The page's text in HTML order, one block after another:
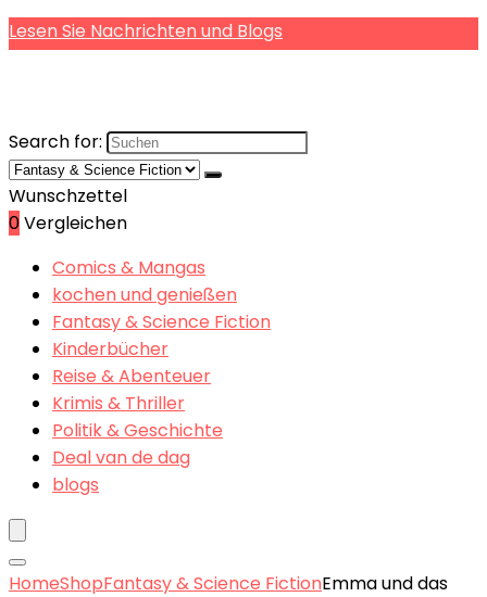
Lesen Sie Nachrichten und Blogs
Search for:
Wunschzettel
0Vergleichen
Comics & Mangas
kochen und genießen
Fantasy & Science Fiction
Kinderbücher
Reise & Abenteuer
Krimis & Thriller
Politik & Geschichte
Deal van de dag
blogs
HomeShopFantasy & Science FictionEmma und das